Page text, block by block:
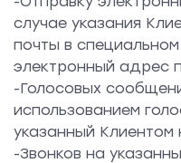
случае указания
почты в
электронный адрес
-Голосовых
использованием
указанный
-Звонков на